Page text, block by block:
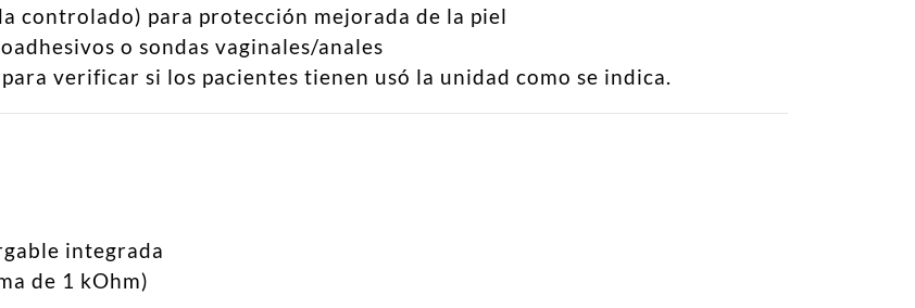
controlado) para protección mejorada de la piel
o sondas vaginales/anales
verificar si los pacientes tienen usó la unidad como se indica.
integrada
de 1 kOhm)